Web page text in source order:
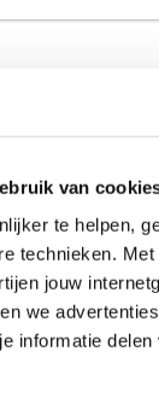
van
te helpen,
technieken. Met
jouw
we
informatie